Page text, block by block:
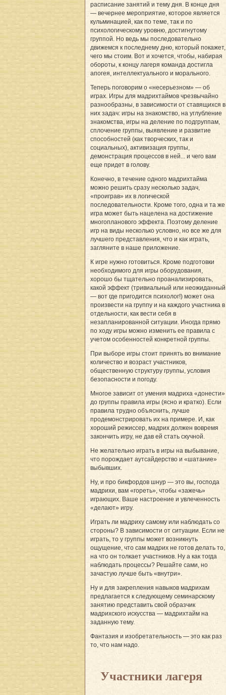
расписание занятий и тему дня. В конце дня
— вечернее мероприятие, которое является
кульминацией, как по теме, так и по
психологическому уровню, достигнутому
группой. Но ведь мы последовательно
движемся к последнему дню, который покажет,
чего мы стоим. Вот и хочется, чтобы, набирая
обороты, к концу лагеря команда достигла
апогея, интеллектуального и морального.
Теперь поговорим о «несерьезном» — об
играх. Игры для мадрихтаймов чрезвычайно
разнообразны, в зависимости от ставящихся в
них задач: игры на знакомство, на углубление
знакомства, игры на деление по подгруппам,
сплочение группы, выявление и развитие
способностей (как творческих, так и
социальных), активизация группы,
демонстрация процессов в ней... и чего вам
еще придет в голову.
Конечно, в течение одного мадрихтайма
можно решить сразу несколько задач,
«проиграв» их в логической
последовательности. Кроме того, одна и та же
игра может быть нацелена на достижение
многопланового эффекта. Поэтому деление
игр на виды несколько условно, но все же для
лучшего представления, что и как играть,
загляните в наше приложение.
К игре нужно готовиться. Кроме подготовки
необходимого для игры оборудования,
хорошо бы тщательно проанализировать,
какой эффект (тривиальный или неожиданный
— вот где пригодится психолог!) может она
произвести на группу и на каждого участника в
отдельности, как вести себя в
незапланированной ситуации. Иногда прямо
по ходу игры можно изменить ее правила с
учетом особенностей конкретной группы.
При выборе игры стоит принять во внимание
количество и возраст участников,
общественную структуру группы, условия
безопасности и погоду.
Многое зависит от умения мадриха «донести»
до группы правила игры (ясно и кратко). Если
правила трудно объяснить, лучше
продемонстрировать их на примере. И, как
хороший режиссер, мадрих должен вовремя
закончить игру, не дав ей стать скучной.
Не желательно играть в игры на выбывание,
что порождает аутсайдерство и «шатание»
выбывших.
Ну, и про бикфордов шнур — это вы, господа
мадрихи, вам «гореть», чтобы «зажечь»
играющих. Ваше настроение и увлеченность
«делают» игру.
Играть ли мадриху самому или наблюдать со
стороны? В зависимости от ситуации. Если не
играть, то у группы может возникнуть
ощущение, что сам мадрих не готов делать то,
на что он толкает участников. Ну а как тогда
наблюдать процессы? Решайте сами, но
зачастую лучше быть «внутри».
Ну и для закрепления навыков мадрихам
предлагается к следующему семинарскому
занятию представить свой образчик
мадрихского искусства — мадрихтайм на
заданную тему.
Фантазия и изобретательность — это как раз
то, что нам надо.
Участники лагеря